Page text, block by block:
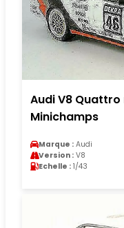
Audi V8 Quattro
Minichamps
Marque : Audi
Version : V8
Echelle : 1/43